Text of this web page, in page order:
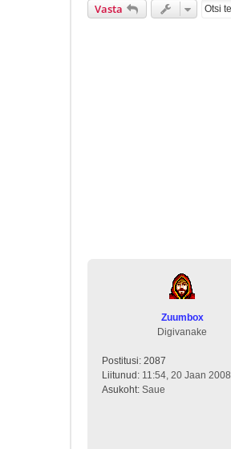
Vasta
Zuumbox
Digivanake
Postitusi: 2087
Liitunud: 11:54, 20 Jaan 2008
Asukoht: Saue